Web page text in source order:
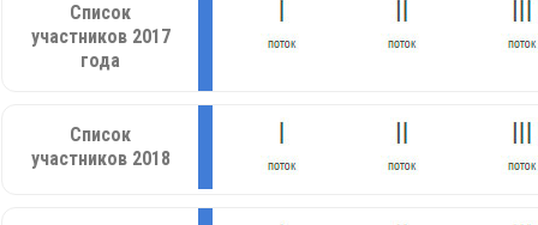
Список
участников 2017
года
Список
участников 2018